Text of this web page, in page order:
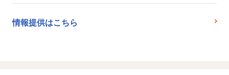
情報提供はこちら